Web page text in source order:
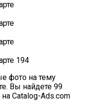
фото на тему
Вы найдете 99
Catalog-Ads.com